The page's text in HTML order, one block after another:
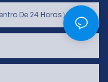
De 24 Horas）